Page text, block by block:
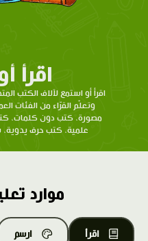
اقرأ
اقرأ أو استمع لآلاف الكتب
وتعلّم القرّاء من الفئات
مصورة، كتب دون كلمات،
علمية، كتب حرف يدوية،
موارد
اقرأ ارسم